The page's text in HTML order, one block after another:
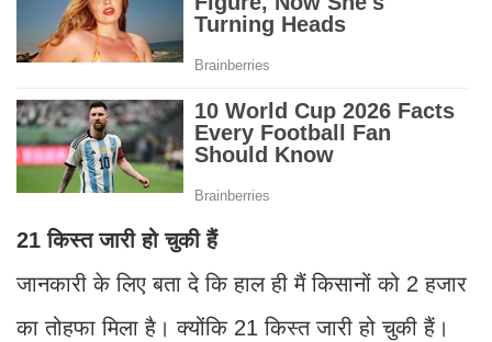
21 किस्त जारी हो चुकी हैं
जानकारी के लिए बता दे कि हाल ही मैं किसानों को 2 हजार
का तोहफा मिला है। क्योंकि 21 किस्त जारी हो चुकी हैं।